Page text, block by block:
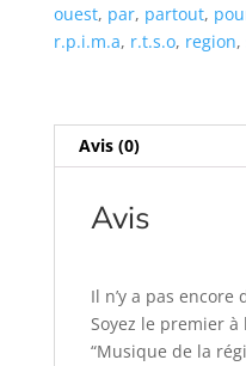
ouest, par, partout,
r.p.i.m.a, r.t.s.o, region,
Avis (0)
Avis
Il n’y a pas encore
Soyez le premier
“Musique de la